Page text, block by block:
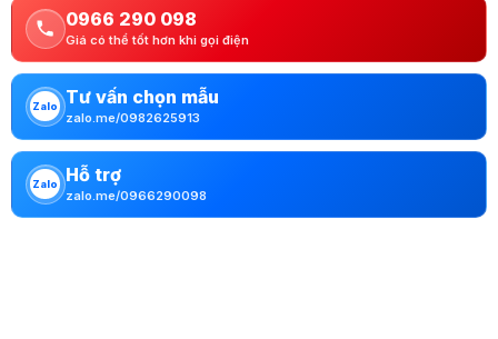
0966 290 098
Giá có thể tốt hơn khi gọi điện
Zalo Tư vấn chọn mẫu
zalo.me/0982625913
Zalo Hỗ trợ
zalo.me/0966290098